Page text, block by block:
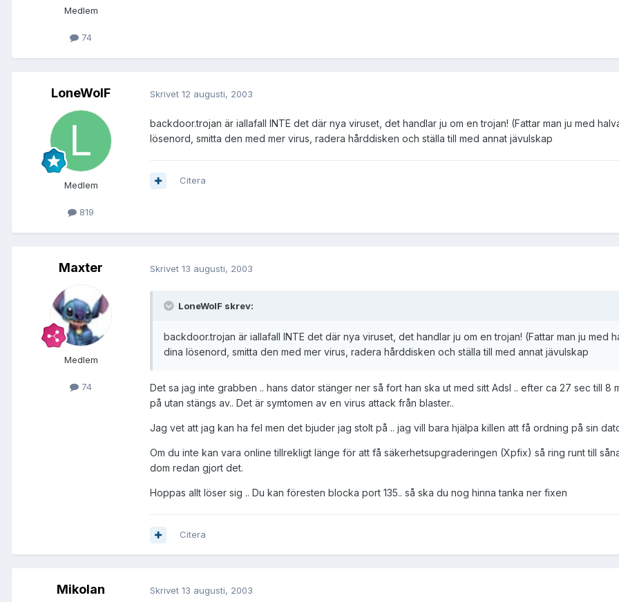
Medlem
74
LoneWolF
Medlem
819
Skrivet 12 augusti, 2003
backdoor.trojan är iallafall INTE det där nya viruset, det handlar ju om en trojan! (Fattar man ju med
lösenord, smitta den med mer virus, radera hårddisken och ställa till med annat jävulskap
Citera
Maxter
Medlem
74
Skrivet 13 augusti, 2003
LoneWolF skrev:
backdoor.trojan är iallafall INTE det där nya viruset, det handlar ju om en trojan! (Fattar man ju med
dina lösenord, smitta den med mer virus, radera hårddisken och ställa till med annat jävulskap
Det sa jag inte grabben .. hans dator stänger ner så fort han ska ut med sitt Adsl .. efter ca 27 sec till
på utan stängs av.. Det är symtomen av en virus attack från blaster..
Jag vet att jag kan ha fel men det bjuder jag stolt på .. jag vill bara hjälpa killen att få ordning på sin
Om du inte kan vara online tillrekligt länge för att få säkerhetsupgraderingen (Xpfix) så ring runt till
dom redan gjort det.
Hoppas allt löser sig .. Du kan föresten blocka port 135.. så ska du nog hinna tanka ner fixen
Citera
Mikolan Skrivet 13 augusti, 2003